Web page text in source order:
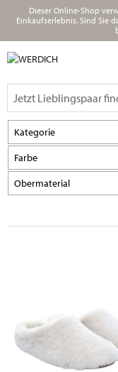
Dieser Online-Shop
Einkaufserlebnis. Sind Sie
Kategorie
Farbe
Obermaterial